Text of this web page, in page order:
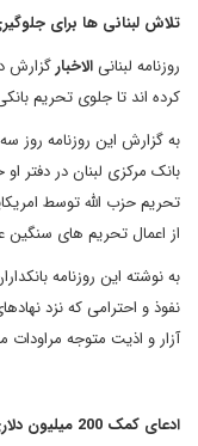
تلاش لبنانی ها برای
روزنامه لبنانیالاخبارگزارش
کرده اند تا جلوی تحریم
به گزارش این روزنامه روز
بانک مرکزی لبنان در دفتر
تحریم حزب الله توسط
از اعمال تحریم های سنگین
به نوشته این روزنامه
نفوذ و احترامی که نزد
آزار و اذیت متوجه مراودات
ادعای کمک 200 میلیون دلاری ایران به حزب الله